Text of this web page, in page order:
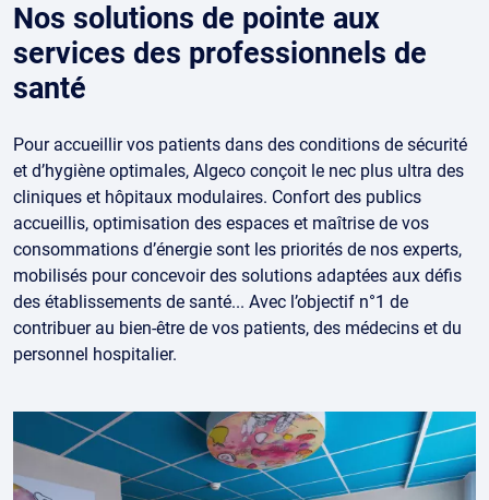
Nos solutions de pointe aux
services des professionnels de
santé
Pour accueillir vos patients dans des conditions de sécurité
et d’hygiène optimales, Algeco conçoit le nec plus ultra des
cliniques et hôpitaux modulaires. Confort des publics
accueillis, optimisation des espaces et maîtrise de vos
consommations d’énergie sont les priorités de nos experts,
mobilisés pour concevoir des solutions adaptées aux défis
des établissements de santé... Avec l’objectif n°1 de
contribuer au bien-être de vos patients, des médecins et du
personnel hospitalier.